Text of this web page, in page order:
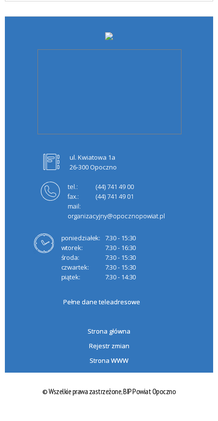
ul. Kwiatowa 1a
26-300 Opoczno
tel.:
(44) 741 49 00
fax.:
(44) 741 49 01
mail:
organizacyjny@opocznopowiat.pl
poniedziałek:
7:30 - 15:30
wtorek:
7:30 - 16:30
środa:
7:30 - 15:30
czwartek:
7:30 - 15:30
piątek:
7:30 - 14:30
Pełne dane teleadresowe
Strona główna
Rejestr zmian
Strona WWW
© Wszelkie prawa zastrzeżone,BIP Powiat Opoczno